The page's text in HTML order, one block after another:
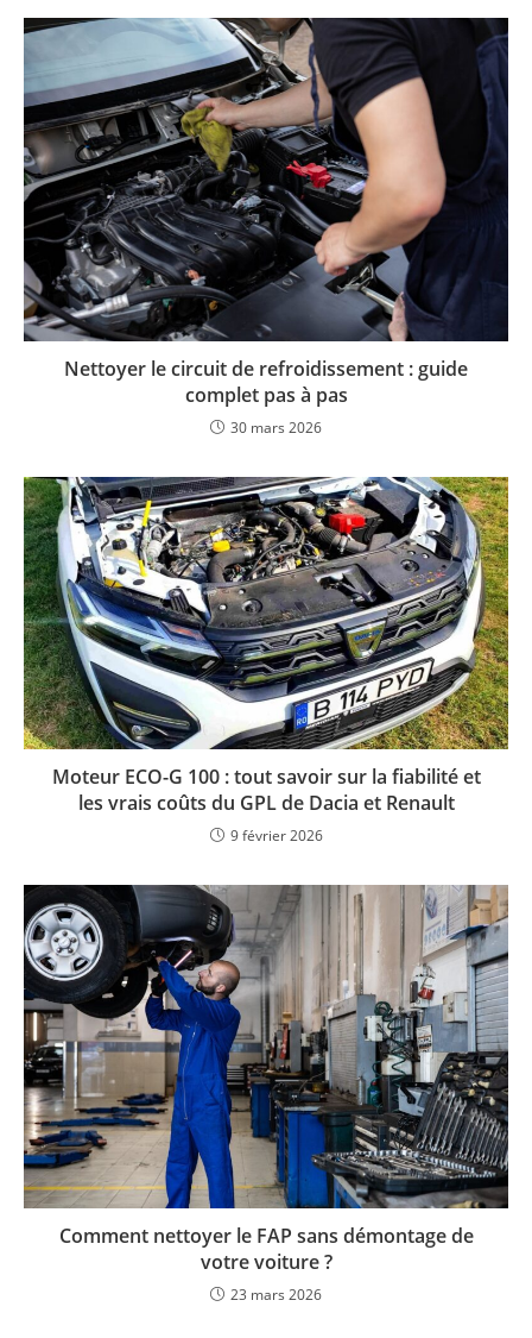
Nettoyer le circuit de refroidissement : guide
complet pas à pas
30 mars 2026
Moteur ECO-G 100 : tout savoir sur la fiabilité et
les vrais coûts du GPL de Dacia et Renault
9 février 2026
Comment nettoyer le FAP sans démontage de
votre voiture ?
23 mars 2026